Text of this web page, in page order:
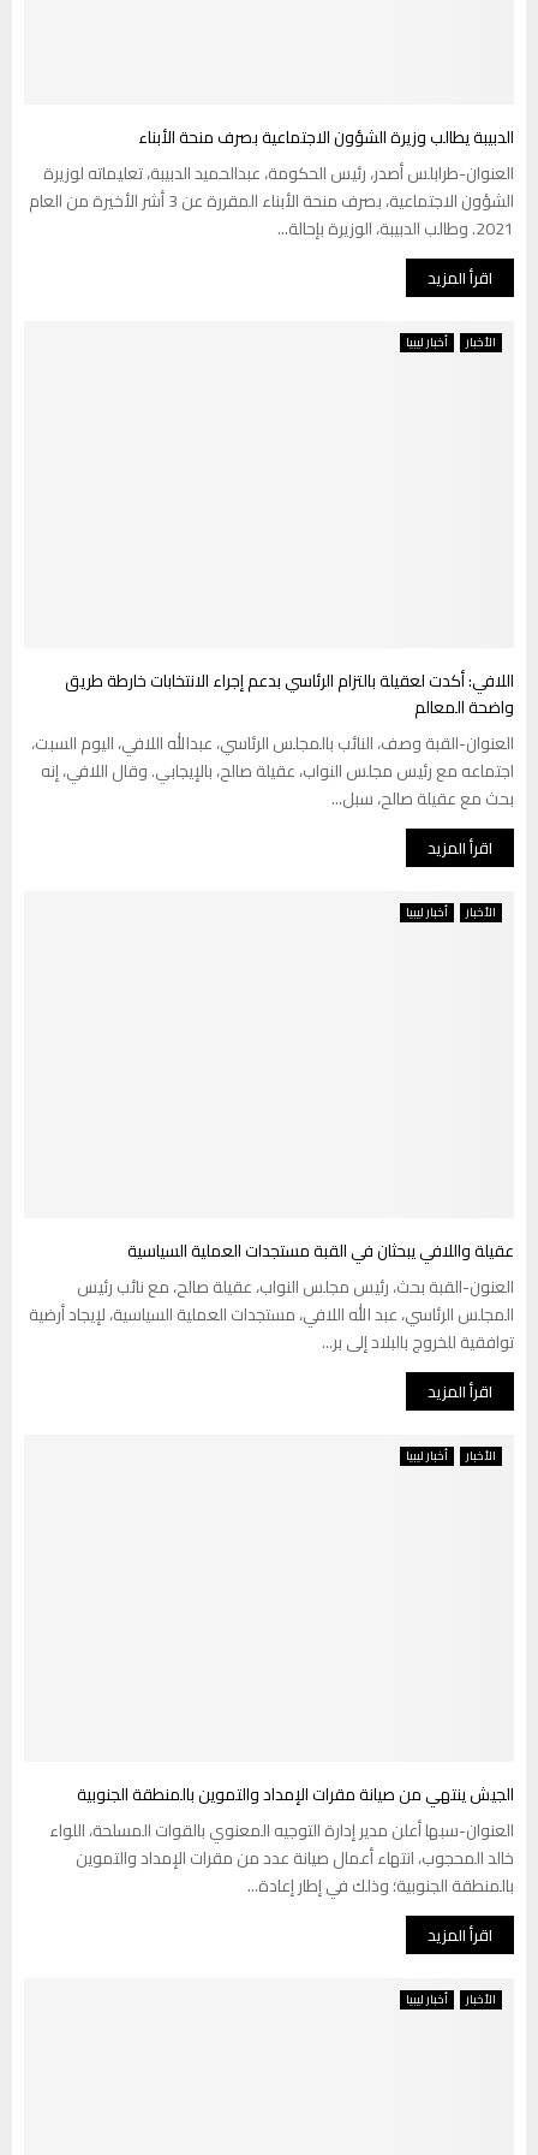
الدبيبة يطالب وزيرة الشؤون الاجتماعية بصرف منحة الأبناء
العنوان-طرابلس أصدر، رئيس الحكومة، عبدالحميد الدبيبة، تعليماته لوزيرة
الشؤون الاجتماعية، بصرف منحة الأبناء المقررة عن 3 أشر الأخيرة من العام
2021. وطالب الدبيبة، الوزيرة بإحالة...
اقرأ المزيد
الأخبار أخبار ليبيا
اللافي: أكدت لعقيلة بالتزام الرئاسي بدعم إجراء الانتخابات خارطة طريق
واضحة المعالم
العنوان-القبة وصف، النائب بالمجلس الرئاسي، عبدالله اللافي، اليوم السبت،
اجتماعه مع رئيس مجلس النواب، عقيلة صالح، بالإيجابي. وقال اللافي، إنه
بحث مع عقيلة صالح، سبل...
اقرأ المزيد
الأخبار أخبار ليبيا
عقيلة واللافي يبحثان في القبة مستجدات العملية السياسية
العنون-القبة بحث، رئيس مجلس النواب، عقيلة صالح، مع نائب رئيس
المجلس الرئاسي، عبد الله اللافي، مستجدات العملية السياسية، لإيجاد أرضية
توافقية للخروج بالبلاد إلى بر...
اقرأ المزيد
الأخبار أخبار ليبيا
الجيش ينتهي من صيانة مقرات الإمداد والتموين بالمنطقة الجنوبية
العنوان-سبها أعلن مدير إدارة التوجيه المعنوي بالقوات المسلحة، اللواء
خالد المحجوب، انتهاء أعمال صيانة عدد من مقرات الإمداد والتموين
بالمنطقة الجنوبية؛ وذلك في إطار إعادة...
اقرأ المزيد
الأخبار أخبار ليبيا